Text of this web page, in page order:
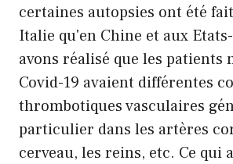
certaines autopsies ont été
Italie qu'en Chine et aux
avons réalisé que les patients
Covid-19 avaient différentes
thrombotiques vasculaires
particulier dans les artères
cerveau, les reins, etc. Ce qui